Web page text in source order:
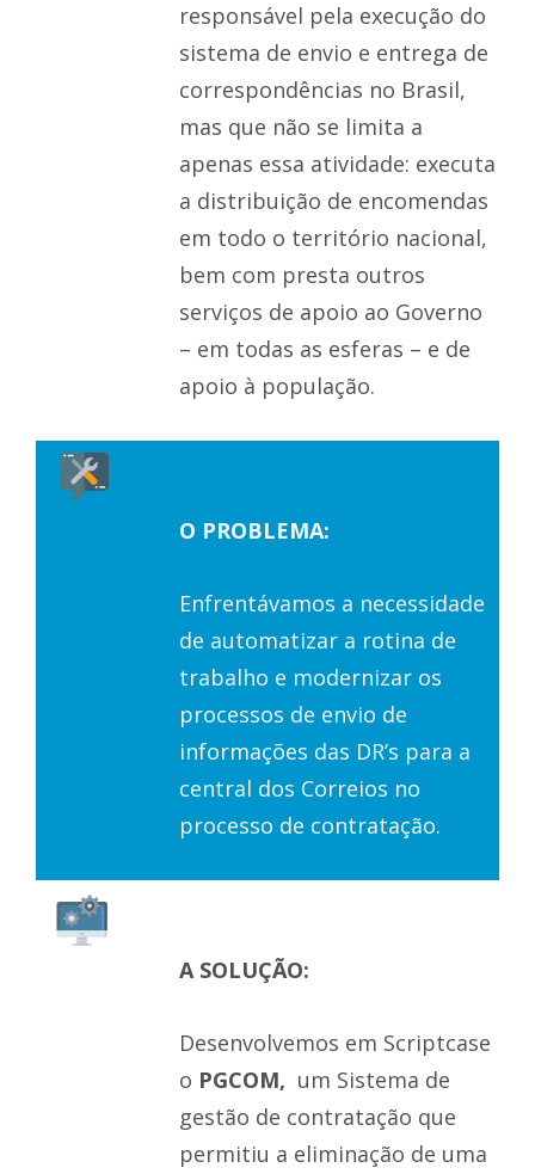
responsável pela execução do
sistema de envio e entrega de
correspondências no Brasil,
mas que não se limita a
apenas essa atividade: executa
a distribuição de encomendas
em todo o território nacional,
bem com presta outros
serviços de apoio ao Governo
– em todas as esferas – e de
apoio à população.
O PROBLEMA:
Enfrentávamos a necessidade
de automatizar a rotina de
trabalho e modernizar os
processos de envio de
informações das DR’s para a
central dos Correios no
processo de contratação.
A SOLUÇÃO:
Desenvolvemos em Scriptcase
o PGCOM, um Sistema de
gestão de contratação que
permitiu a eliminação de uma